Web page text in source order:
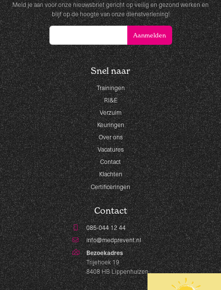
Meld je aan voor onze nieuwsbrief gericht op veilig en gezond werken en
blijf op de hoogte van onze dienstverlening!
Snel naar
Trainingen
RI&E
Verzuim
Keuringen
Over ons
Vacatures
Contact
Klachten
Certificeringen
Contact
085-044 12 44
info@medprevent.nl
Bezoekadres
Trijehoek 19
8408 HB Lippenhuizen